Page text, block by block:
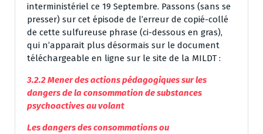
interministériel ce 19 Septembre. Passons (sans se
presser) sur cet épisode de l’erreur de copié-collé
de cette sulfureuse phrase (ci-dessous en gras),
qui n’apparait plus désormais sur le document
téléchargeable en ligne sur le site de la MILDT :
3.2.2 Mener des actions pédagogiques sur les
dangers de la consommation de substances
psychoactives au volant
Les dangers des consommations ou